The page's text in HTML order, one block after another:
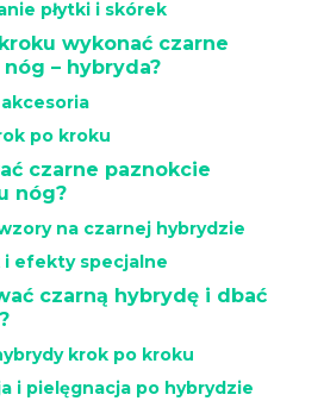
płytki i skórek
wykonać czarne
– hybryda?
po kroku
czarne paznokcie
nóg?
na czarnej hybrydzie
i efekty specjalne
czarną hybrydę i dbać
krok po kroku
i pielęgnacja po hybrydzie